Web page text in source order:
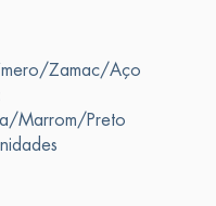
Zamac/Aço
Marrom/Preto